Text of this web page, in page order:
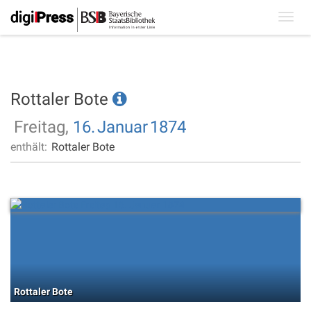
Rottaler Bote
Freitag, 16.Januar1874
enthält: Rottaler Bote
Rottaler Bote